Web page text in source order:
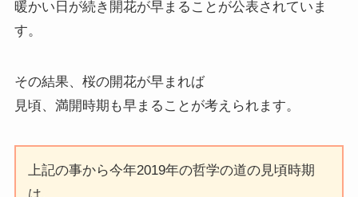
暖かい日が続き開花が早まることが公表されていま
す。
その結果、桜の開花が早まれば
見頃、満開時期も早まることが考えられます。
上記の事から今年2019年の哲学の道の見頃時期